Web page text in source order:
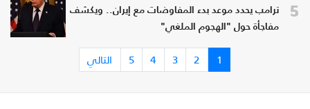
5
ترامب يحدد موعد بدء المفاوضات مع إيران.. ويكشف
مفاجأة حول "الهجوم الملغي"
1
2
3
4
5 التالي